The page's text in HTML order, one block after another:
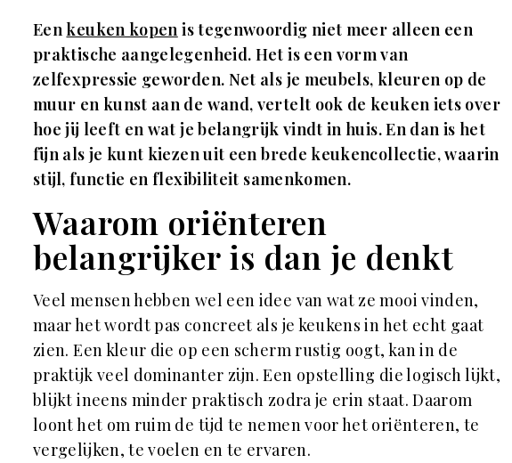
Een keuken kopen is tegenwoordig niet meer alleen een
praktische aangelegenheid. Het is een vorm van
zelfexpressie geworden. Net als je meubels, kleuren op de
muur en kunst aan de wand, vertelt ook de keuken iets over
hoe jij leeft en wat je belangrijk vindt in huis. En dan is het
fijn als je kunt kiezen uit een brede keukencollectie, waarin
stijl, functie en flexibiliteit samenkomen.
Waarom oriënteren
belangrijker is dan je denkt
Veel mensen hebben wel een idee van wat ze mooi vinden,
maar het wordt pas concreet als je keukens in het echt gaat
zien. Een kleur die op een scherm rustig oogt, kan in de
praktijk veel dominanter zijn. Een opstelling die logisch lijkt,
blijkt ineens minder praktisch zodra je erin staat. Daarom
loont het om ruim de tijd te nemen voor het oriënteren, te
vergelijken, te voelen en te ervaren.